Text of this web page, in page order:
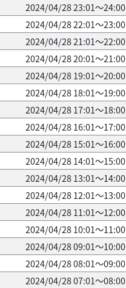
2024/04/28 23:01～24:00
2024/04/28 22:01～23:00
2024/04/28 21:01～22:00
2024/04/28 20:01～21:00
2024/04/28 19:01～20:00
2024/04/28 18:01～19:00
2024/04/28 17:01～18:00
2024/04/28 16:01～17:00
2024/04/28 15:01～16:00
2024/04/28 14:01～15:00
2024/04/28 13:01～14:00
2024/04/28 12:01～13:00
2024/04/28 11:01～12:00
2024/04/28 10:01～11:00
2024/04/28 09:01～10:00
2024/04/28 08:01～09:00
2024/04/28 07:01～08:00